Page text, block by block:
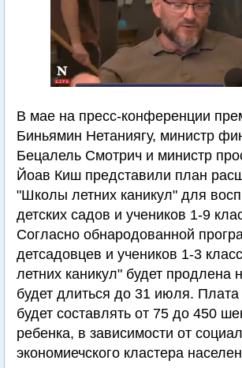
В мае на пресс-конференции
Биньямин Нетаниягу, министр
Бецалель Смотрич и министр
Йоав Киш представили план
"Школы летних каникул" для
детских садов и учеников 1-9
Согласно обнародованной
детсадовцев и учеников 1-3
летних каникул" будет продлена
будет длиться до 31 июля. Плата
будет составлять от 75 до 450
ребенка, в зависимости от
экономиечского кластера